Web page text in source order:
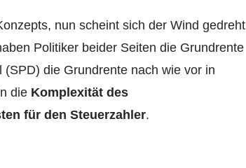
nun scheint sich der Wind gedreht
Politiker beider Seiten die Grundrente
die Grundrente nach wie vor in
die Komplexität des
für den Steuerzahler.